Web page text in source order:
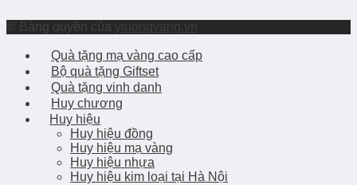
© Bảng quyền của ytuongvang.vn
Quà tặng mạ vàng cao cấp
Bộ quà tặng Giftset
Quà tặng vinh danh
Huy chương
Huy hiệu
Huy hiệu đồng
Huy hiệu mạ vàng
Huy hiệu nhựa
Huy hiệu kim loại tại Hà Nội